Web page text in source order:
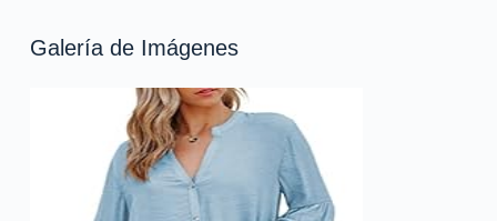
Galería de Imágenes